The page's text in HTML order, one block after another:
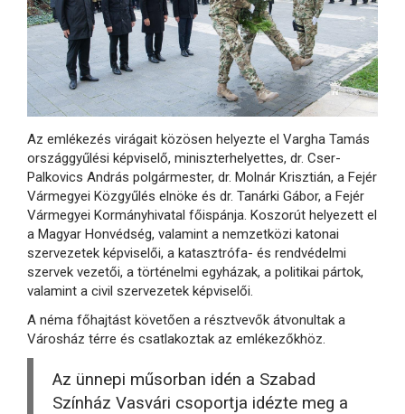
Az emlékezés virágait közösen helyezte el Vargha Tamás
országgyűlési képviselő, miniszterhelyettes, dr. Cser-
Palkovics András polgármester, dr. Molnár Krisztián, a Fejér
Vármegyei Közgyűlés elnöke és dr. Tanárki Gábor, a Fejér
Vármegyei Kormányhivatal főispánja. Koszorút helyezett el
a Magyar Honvédség, valamint a nemzetközi katonai
szervezetek képviselői, a katasztrófa- és rendvédelmi
szervek vezetői, a történelmi egyházak, a politikai pártok,
valamint a civil szervezetek képviselői.
A néma főhajtást követően a résztvevők átvonultak a
Városház térre és csatlakoztak az emlékezőkhöz.
Az ünnepi műsorban idén a Szabad
Színház Vasvári csoportja idézte meg a